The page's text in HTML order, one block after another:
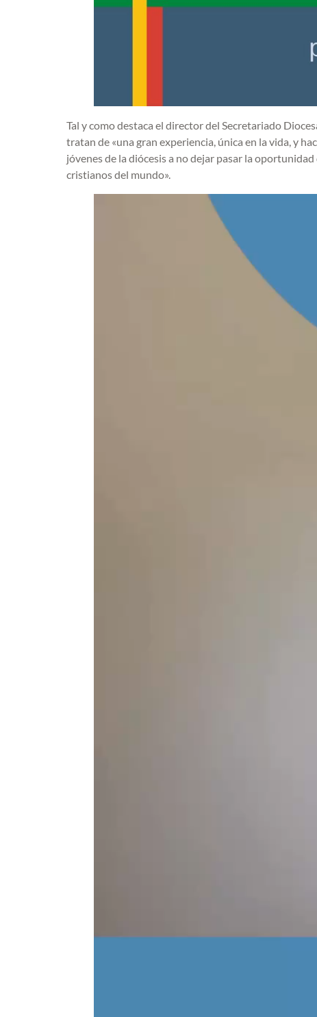
Tal y como destaca el director del Secretariado
tratan de «una gran experiencia, única en la vida, y
jóvenes de la diócesis a no dejar pasar la
cristianos del mundo».